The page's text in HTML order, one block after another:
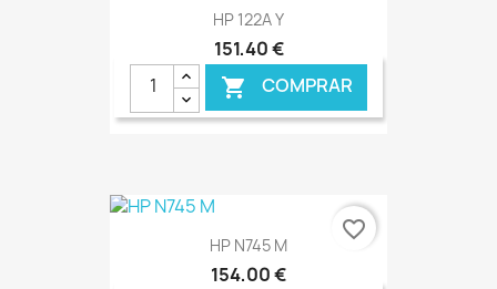
HP 122A Y
151,40 €
 COMPRAR
HP N745 M
154,00 €
favorite_border